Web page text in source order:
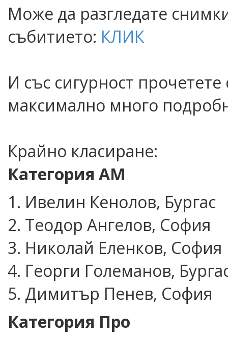
Може да разгледате
събитието: КЛИК
И със сигурност
максимално много
Крайно класиране:
Категория АМ
1. Ивелин Кенолов, Бургас
2. Теодор Ангелов, София
3. Николай Еленков, София
4. Георги Големанов,
5. Димитър Пенев, София
Категория Про